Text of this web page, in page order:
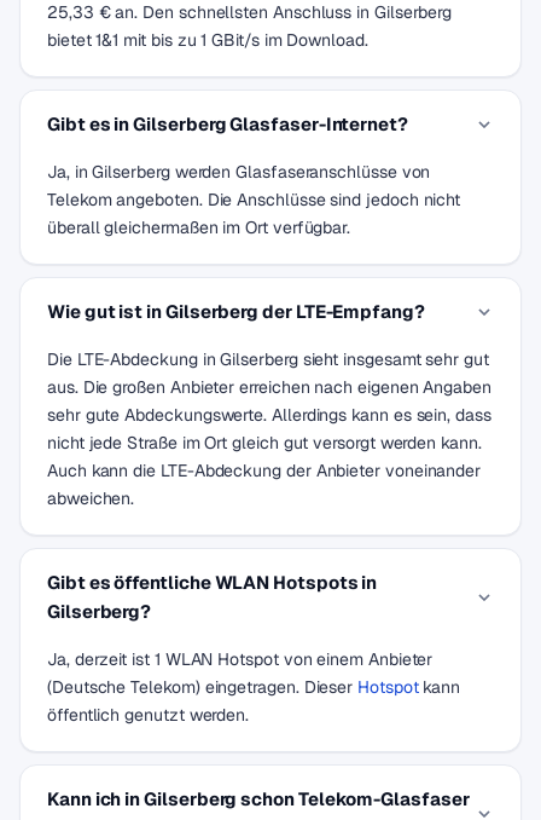
25,33 € an. Den schnellsten Anschluss in Gilserberg
bietet 1&1 mit bis zu 1 GBit/s im Download.
Gibt es in Gilserberg Glasfaser-Internet?
Ja, in Gilserberg werden Glasfaseranschlüsse von
Telekom angeboten. Die Anschlüsse sind jedoch nicht
überall gleichermaßen im Ort verfügbar.
Wie gut ist in Gilserberg der LTE-Empfang?
Die LTE-Abdeckung in Gilserberg sieht insgesamt sehr gut
aus. Die großen Anbieter erreichen nach eigenen Angaben
sehr gute Abdeckungswerte. Allerdings kann es sein, dass
nicht jede Straße im Ort gleich gut versorgt werden kann.
Auch kann die LTE-Abdeckung der Anbieter voneinander
abweichen.
Gibt es öffentliche WLAN Hotspots in
Gilserberg?
Ja, derzeit ist 1 WLAN Hotspot von einem Anbieter
(Deutsche Telekom) eingetragen. Dieser Hotspotkann
öffentlich genutzt werden.
Kann ich in Gilserberg schon Telekom-Glasfaser